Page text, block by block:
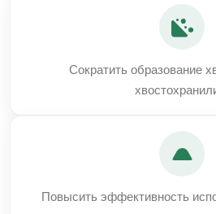
Сократить образование
Повысить эффективность